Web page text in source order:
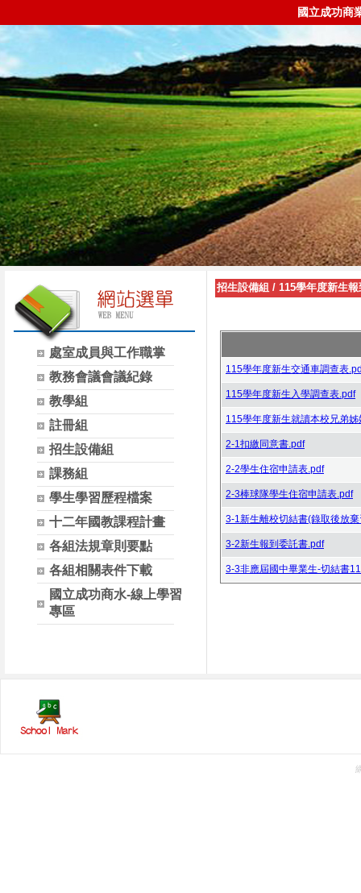
國立成功商
處室成員與工作職掌
教務會議會議紀錄
教學組
註冊組
招生設備組
課務組
學生學習歷程檔案
十二年國教課程計畫
各組法規章則要點
各組相關表件下載
國立成功商水-線上學習
專區
招生設備組 / 115學年度新生報
115學年度新生交通車調查表
115學年度新生入學調查表.pdf
115學年度新生就讀本校兄弟
2-1扣繳同意書.pdf
2-2學生住宿申請表.pdf
2-3棒球隊學生住宿申請表.pdf
3-1新生離校切結書(錄取後放
3-2新生報到委託書.pdf
3-3非應屆國中畢業生-切結書